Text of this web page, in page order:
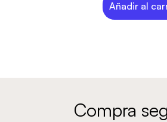
Añadir al
Compra